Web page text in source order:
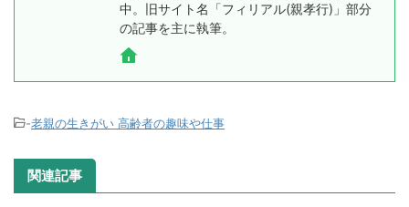
中。旧サイト名「フィリアル(親孝行)」部分
の記事を主に執筆。
-老親の生きがい 高齢者の趣味や仕事
関連記事